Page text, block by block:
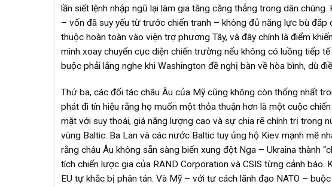
lần siết lệnh nhập ngũ lại làm gia tăng căng thẳng trong dân
– vốn đã suy yếu từ trước chiến tranh – không đủ năng lực bù
thuộc hoàn toàn vào viện trợ phương Tây, và đây chính là điểm
mình xoay chuyển cục diện chiến trường nếu không có luồng tiếp
buộc phải lắng nghe khi Washington đề nghị bàn về hòa bình, dù
Thứ ba, các đối tác châu Âu của Mỹ cũng không còn thống nhất
phát đi tín hiệu rằng họ muốn một thỏa thuận hơn là một cuộc
mặt với suy thoái, giá năng lượng cao và sự chia rẽ chính trị trong
vùng Baltic. Ba Lan và các nước Baltic tuy ủng hộ Kiev mạnh mẽ
rằng châu Âu không sẵn sàng biến xung đột Nga – Ukraina thành
tích chiến lược gia của RAND Corporation và CSIS từng cảnh báo.
EU tự khắc bị phân tán. Và Mỹ – với tư cách lãnh đạo NATO –